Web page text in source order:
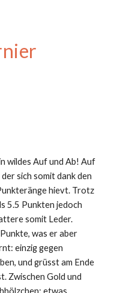
wildes Auf und Ab! Auf
sich somit dank den
hievt. Trotz
5.5 Punkten jedoch
somit Leder.
was er aber
einzig gegen
und grüsst am Ende
Zwischen Gold und
etwas